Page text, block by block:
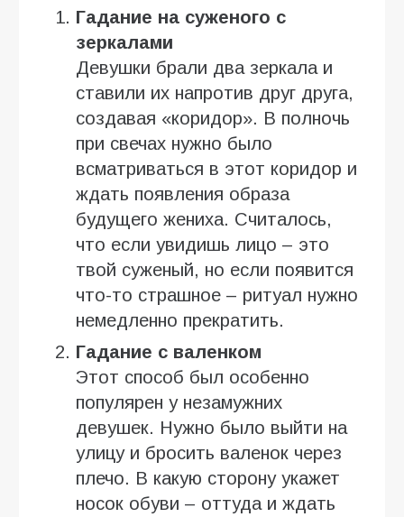
Гадание на суженого с
зеркалами
Девушки брали два зеркала и
ставили их напротив друг друга,
создавая «коридор». В полночь
при свечах нужно было
всматриваться в этот коридор и
ждать появления образа
будущего жениха. Считалось,
что если увидишь лицо – это
твой суженый, но если появится
что-то страшное – ритуал нужно
немедленно прекратить.
Гадание с валенком
Этот способ был особенно
популярен у незамужних
девушек. Нужно было выйти на
улицу и бросить валенок через
плечо. В какую сторону укажет
носок обуви – оттуда и ждать